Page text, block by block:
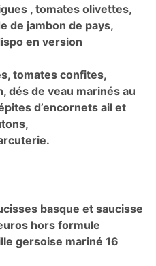
, tomates olivettes,
de jambon de pays,
en version
tomates confites,
dés de veau marinés au
d’encornets ail et
basque et saucisse
hors formule
gersoise mariné 16